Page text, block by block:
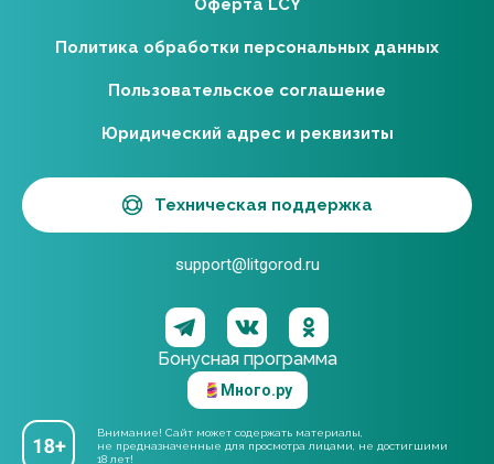
Бонусная программа
Много.ру
Внимание! Сайт может содержать материалы,
не предназначенные для просмотра лицами, не достигшими
18 лет!
Оферта LCY
Политика обработки персональных данных
Пользовательское соглашение
Юридический адрес и реквизиты
Техническая поддержка
support@litgorod.ru